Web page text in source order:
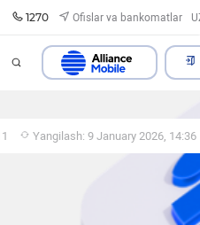
1270 Ofislar va bankomatlar
Yangilash: 9 January 2026, 14:36